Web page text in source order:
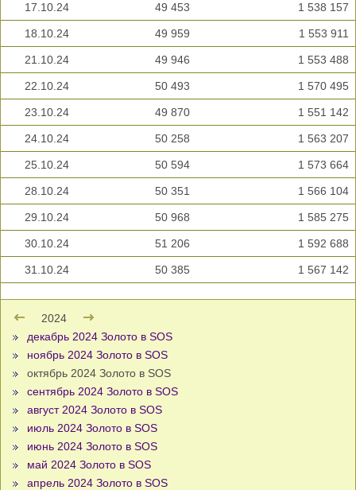
17.10.24 49 453 1 538 157
18.10.24 49 959 1 553 911
21.10.24 49 946 1 553 488
22.10.24 50 493 1 570 495
23.10.24 49 870 1 551 142
24.10.24 50 258 1 563 207
25.10.24 50 594 1 573 664
28.10.24 50 351 1 566 104
29.10.24 50 968 1 585 275
30.10.24 51 206 1 592 688
31.10.24 50 385 1 567 142
2024
декабрь 2024 Золото в SOS
ноябрь 2024 Золото в SOS
октябрь 2024 Золото в SOS
сентябрь 2024 Золото в SOS
август 2024 Золото в SOS
июль 2024 Золото в SOS
июнь 2024 Золото в SOS
май 2024 Золото в SOS
апрель 2024 Золото в SOS